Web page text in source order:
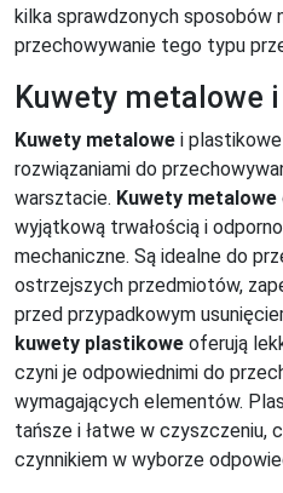
kilka sprawdzonych sposobów
przechowywanie tego typu
Kuwety metalowe
Kuwety metalowe i
rozwiązaniami do
warsztacie. Kuwety metalowe
wyjątkową trwałością i
mechaniczne. Są idealne do
ostrzejszych przedmiotów,
przed przypadkowym
kuwety plastikowe oferują
czyni je odpowiednimi do
wymagających elementów.
tańsze i łatwe w czyszczeniu,
czynnikiem w wyborze